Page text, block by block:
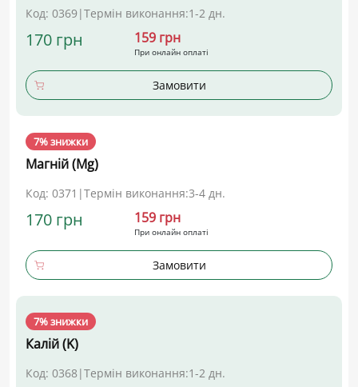
Код: 0369|Термін виконання:1-2 дн.
170 грн 159 грн
При онлайн оплаті
Замовити
7% знижки
Магній (Mg)
Код: 0371 |Термін виконання:3-4 дн.
170 грн 159 грн
При онлайн оплаті
Замовити
7% знижки
Калій (K)
Код: 0368|Термін виконання:1-2 дн.